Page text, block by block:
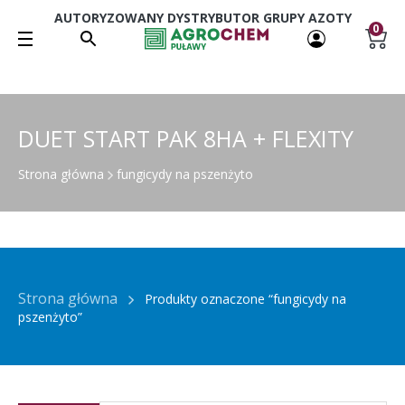
AUTORYZOWANY DYSTRYBUTOR GRUPY AZOTY
0
DUET START PAK 8HA + FLEXITY
Strona główna fungicydy na pszenżyto
Strona główna
Produkty oznaczone “fungicydy na
pszenżyto”